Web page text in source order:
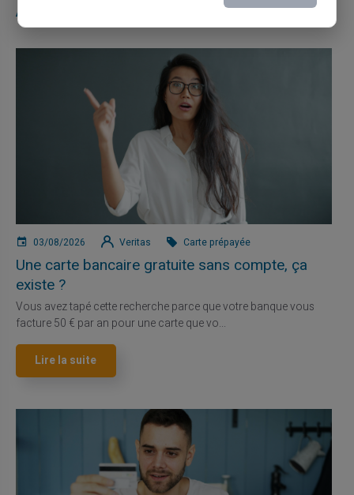
Articles similaires
03/08/2026 Veritas Carte prépayée
Une carte bancaire gratuite sans compte, ça
existe ?
Vous avez tapé cette recherche parce que votre banque vous
facture 50 € par an pour une carte que vo...
Lire la suite